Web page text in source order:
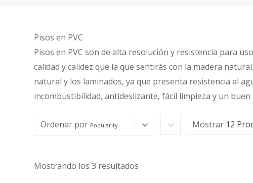
Pisos en PVC
Pisos en PVC son de alta resolución y resistencia para
calidad y calidez que la que sentirás con la madera
natural y los laminados, ya que presenta resistencia al
incombustibilidad, antideslizante, fácil limpieza y un buen
Ordenar por Popularity Mostrar 12
Mostrando los 3 resultados